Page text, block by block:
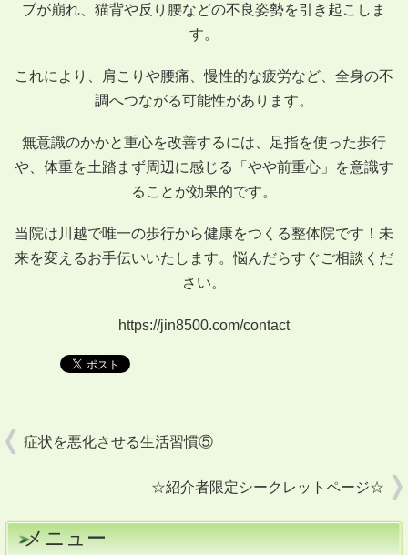
ブが崩れ、猫背や反り腰などの不良姿勢を引き起こしま
す。
これにより、肩こりや腰痛、慢性的な疲労など、全身の不
調へつながる可能性があります。
無意識のかかと重心を改善するには、足指を使った歩行
や、体重を土踏まず周辺に感じる「やや前重心」を意識す
ることが効果的です。
当院は川越で唯一の歩行から健康をつくる整体院です！未
来を変えるお手伝いいたします。悩んだらすぐご相談くだ
さい。
https://jin8500.com/contact
症状を悪化させる生活習慣⑤
☆紹介者限定シークレットページ☆
メニュー